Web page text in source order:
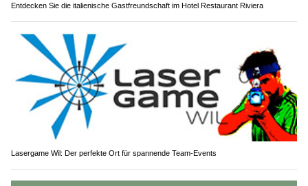
Entdecken Sie die italienische Gastfreundschaft im Hotel Restaurant Riviera
Lasergame Wil: Der perfekte Ort für spannende Team-Events